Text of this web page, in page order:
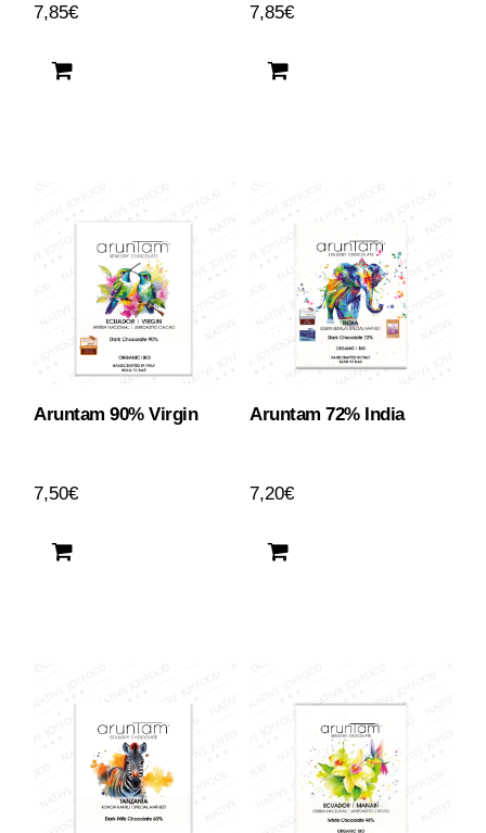
7,85€ 7,85€
Aruntam 90% Virgin
7,50€
Aruntam 72% India
7,20€